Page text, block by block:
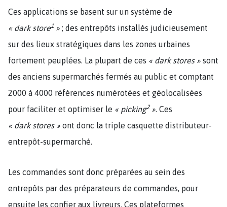
Ces applications se basent sur un système de
« dark store1» ; des entrepôts installés judicieusement
sur des lieux stratégiques dans les zones urbaines
fortement peuplées. La plupart de ces « dark stores » sont
des anciens supermarchés fermés au public et comptant
2000 à 4000 références numérotées et géolocalisées
pour faciliter et optimiser le « picking2». Ces
« dark stores » ont donc la triple casquette distributeur-
entrepôt-supermarché.
Les commandes sont donc préparées au sein des
entrepôts par des préparateurs de commandes, pour
ensuite les confier aux livreurs. Ces plateformes